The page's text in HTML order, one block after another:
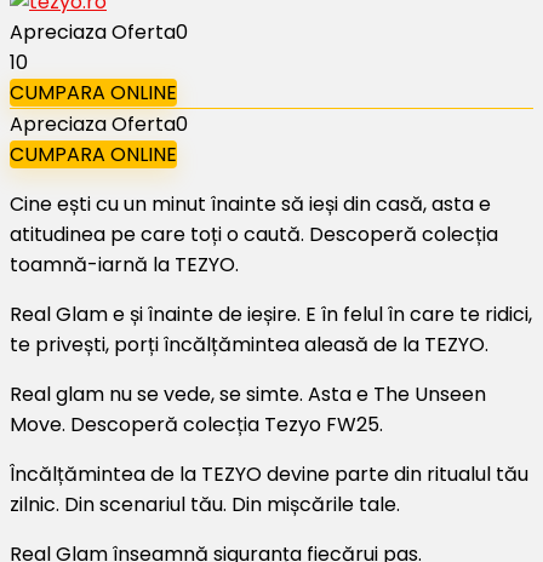
Apreciaza Oferta0
10
CUMPARA ONLINE
Apreciaza Oferta0
CUMPARA ONLINE
Cine ești cu un minut înainte să ieși din casă, asta e
atitudinea pe care toți o caută. Descoperă colecția
toamnă-iarnă la TEZYO.
Real Glam e și înainte de ieșire. E în felul în care te ridici,
te privești, porți încălțămintea aleasă de la TEZYO.
Real glam nu se vede, se simte. Asta e The Unseen
Move. Descoperă colecția Tezyo FW25.
Încălțămintea de la TEZYO devine parte din ritualul tău
zilnic. Din scenariul tău. Din mișcările tale.
Real Glam înseamnă siguranța fiecărui pas.